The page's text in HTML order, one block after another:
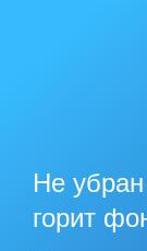
Не
горит